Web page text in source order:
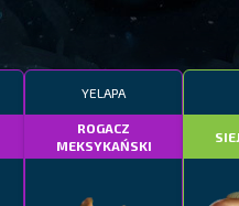
YELAPA
ROGACZ
MEKSYKAŃSKI